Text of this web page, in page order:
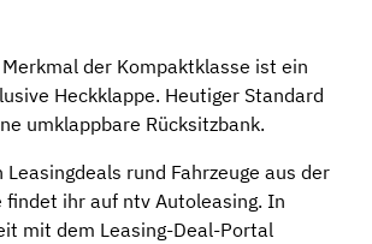
der Kompaktklasse ist ein
Heckklappe. Heutiger Standard
umklappbare Rücksitzbank.
Leasingdeals rund Fahrzeuge aus der
findet ihr auf ntv Autoleasing. In
mit dem Leasing-Deal-Portal